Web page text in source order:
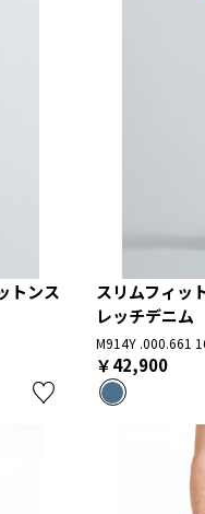
トンス
スリムフィッ
レッチデニム
M914Y .000.661
￥42,900